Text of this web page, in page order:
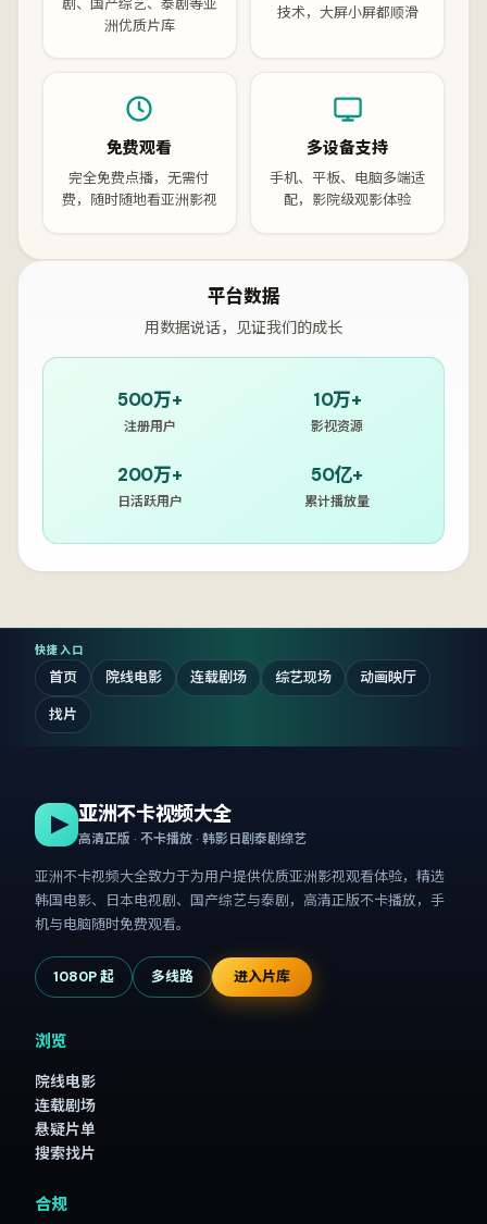
剧、国产综艺、泰剧等亚
洲优质片库
技术，大屏小屏都顺滑
免费观看
完全免费点播，无需付
费，随时随地看亚洲影视
多设备支持
手机、平板、电脑多端适
配，影院级观影体验
平台数据
用数据说话，见证我们的成长
500万+
注册用户
10万+
影视资源
200万+
日活跃用户
50亿+
累计播放量
快捷入口
首页 院线电影 连载剧场 综艺现场
动画映厅
找片
亚洲不卡视频大全
高清正版 · 不卡播放 · 韩影日剧泰剧综艺
亚洲不卡视频大全致力于为用户提供优质亚洲影视观看体验，精选
韩国电影、日本电视剧、国产综艺与泰剧，高清正版不卡播放，手
机与电脑随时免费观看。
1080P 起 多线路 进入片库
浏览
院线电影
连载剧场
悬疑片单
搜索找片
合规